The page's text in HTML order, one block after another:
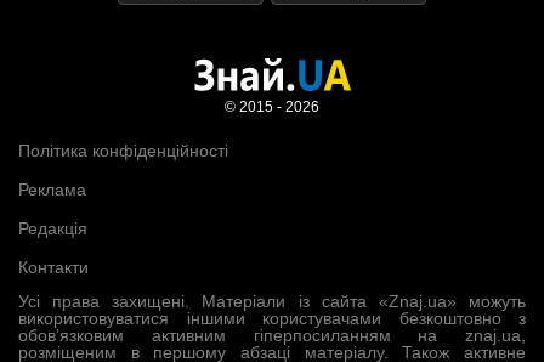
Усі права захищені. Матеріали із сайта «Znaj.ua» можуть
використовуватися іншими користувачами безкоштовно з
обов’язковим активним гіперпосиланням на znaj.ua,
розміщеним в першому абзаці матеріалу. Також активне
Політика конфіденційності
Реклама
Редакція
Контакти
© 2015 - 2026